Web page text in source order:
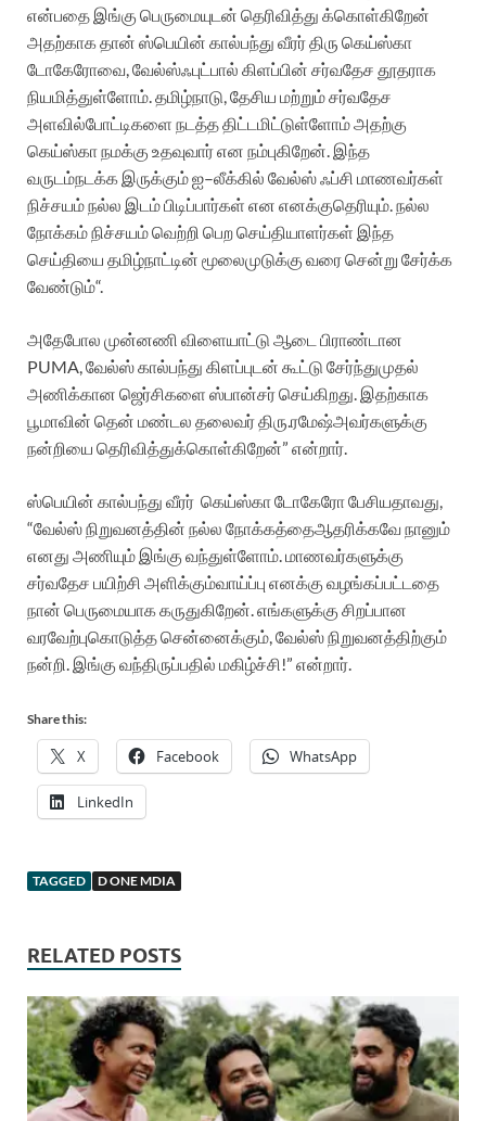
என்பதை இங்கு பெருமையுடன் தெரிவித்து க்கொள்கிறேன்
அதற்காகதான் ஸ்பெயின் கால்பந்து வீரர்திரு கெய்ஸ்கா
டோகேரோவை,வேல்ஸ்ஃபுட்பால் கிளப்பின் சர்வதேச தூதராக
நியமித்துள்ளோம்.தமிழ்நாடு,தேசிய மற்றும்சர்வதேச
அளவில்போட்டிகளை நடத்ததிட்டமிட்டுள்ளோம்அதற்கு
கெய்ஸ்காநமக்கு உதவுவார்என நம்புகிறேன். இந்த
வருடம்நடக்க இருக்கும்ஐ–லீக்கில் வேல்ஸ்ஃப்சி மாணவர்கள்
நிச்சயம்நல்ல இடம்பிடிப்பார்கள் என எனக்குதெரியும்.நல்ல
நோக்கம்நிச்சயம்வெற்றி பெறசெய்தியாளர்கள் இந்த
செய்தியை தமிழ்நாட்டின் மூலைமுடுக்கு வரைசென்று சேர்க்க
வேண்டும்“.
அதேபோல முன்னணி விளையாட்டு ஆடை பிராண்டான
PUMA,வேல்ஸ்கால்பந்து கிளப்புடன் கூட்டு சேர்ந்துமுதல்
அணிக்கான ஜெர்சிகளை ஸ்பான்சர்செய்கிறது. இதற்காக
பூமாவின் தென் மண்டல தலைவர்திரு.ரமேஷ்அவர்களுக்கு
நன்றியை தெரிவித்துக்கொள்கிறேன்” என்றார்.
ஸ்பெயின் கால்பந்து வீரர் கெய்ஸ்காடோகேரோபேசியதாவது,
“வேல்ஸ்நிறுவனத்தின் நல்ல நோக்கத்தைஆதரிக்கவே நானும்
எனது அணியும் இங்கு வந்துள்ளோம்.மாணவர்களுக்கு
சர்வதேச பயிற்சி அளிக்கும்வாய்ப்பு எனக்கு வழங்கப்பட்டதை
நான் பெருமையாககருதுகிறேன்.எங்களுக்கு சிறப்பான
வரவேற்புகொடுத்தசென்னைக்கும்,வேல்ஸ்நிறுவனத்திற்கும்
நன்றி. இங்கு வந்திருப்பதில் மகிழ்ச்சி !” என்றார்.
Share this:
X Facebook WhatsApp
LinkedIn
TAGGED D ONE MDIA
RELATED POSTS